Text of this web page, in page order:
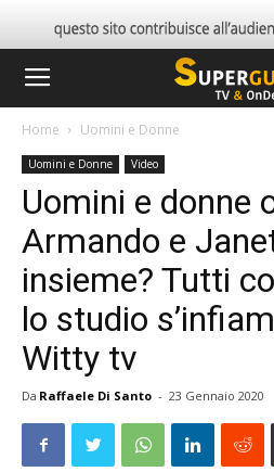
Home Uomini e Donne
Uomini e Donne Video
Uomini e donne
Armando e
insieme? Tutti
lo studio
Witty tv
Da Raffaele Di Santo - 23 Gennaio 2020